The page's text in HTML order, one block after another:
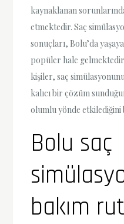
kaynaklanan
etmektedir. Saç
sonuçları, Bolu’da
popüler hale
kişiler, saç
kalıcı bir çözüm
olumlu yönde
Bolu saç
bakım